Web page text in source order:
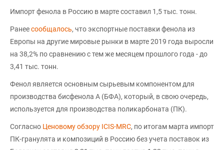
Импорт фенола в Россию в марте составил 1,5 тыс. тонн.
Ранеесообщалось, что экспортные поставки фенола из
Европы на другие мировые рынки в марте 2019 года выросли
на 38,2% по сравнению с тем же месяцем прошлого года - до
3,41 тыс. тонн.
Фенол является основным сырьевым компонентом для
производства бисфенола А (БФА), который, в свою очередь,
используется для производства поликарбоната (ПК).
Согласно Ценовому обзору ICIS-MRC, по итогам марта импорт
ПК-гранулята и композиций в Россию без учета поставок из